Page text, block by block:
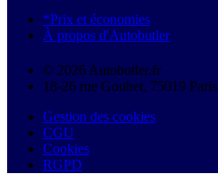
*Prix et économies
À propos d'Autobutler
© 2026 Autobutler.fr
18-26 rue Goubet, 75019 Paris
Gestion des cookies
CGU
Cookies
RGPD